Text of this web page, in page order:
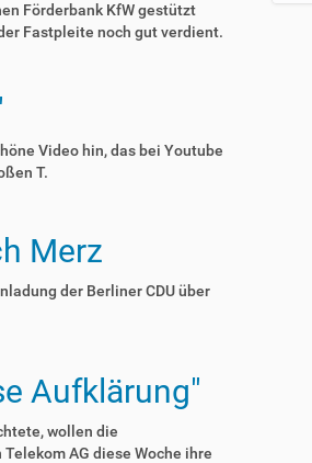
Förderbank KfW gestützt
Fastpleite noch gut verdient.
Video hin, das bei Youtube
T.
Merz
der Berliner CDU über
Aufklärung"
wollen die
AG diese Woche ihre